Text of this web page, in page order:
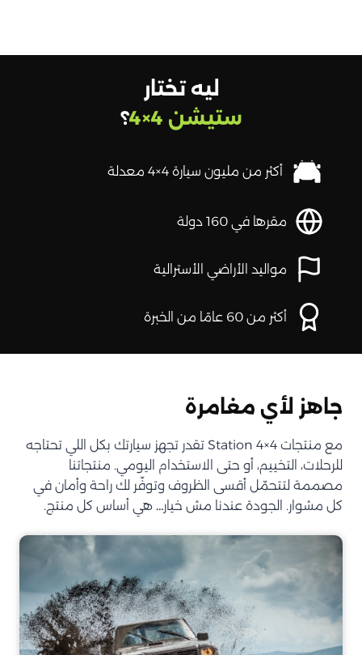
ليه تختار
ستيشن 4×4
؟
أكثر من مليون سيارة 4×4 معدلة
مقرها في 160 دولة
مواليد الأراضي الأسترالية
أكثر من 60 عامًا من الخبرة
جاهز لأي مغامرة
مع منتجات Station 4×4 تقدر تجهز سيارتك بكل اللي تحتاجه
للرحلات، التخييم، أو حتى الاستخدام اليومي. منتجاتنا
مصممة لتتحمّل أقسى الظروف وتوفّر لك راحة وأمان في
كل مشوار. الجودة عندنا مش خيار… هي أساس كل منتج.